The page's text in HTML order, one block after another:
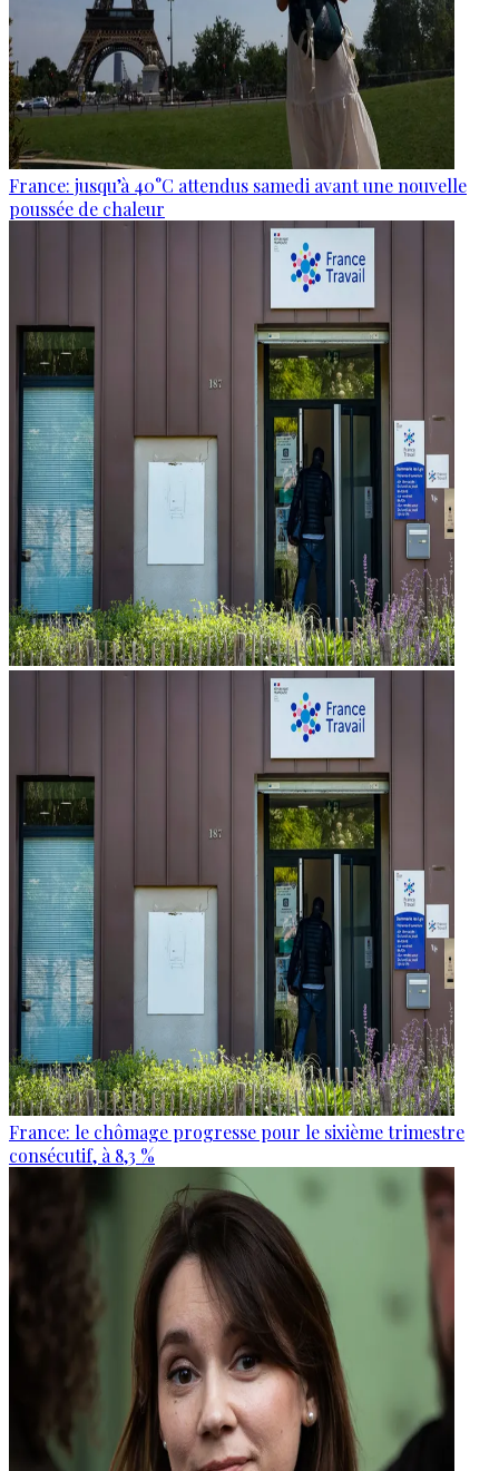
France: jusqu’à 40°C attendus samedi avant une nouvelle
poussée de chaleur
France: le chômage progresse pour le sixième trimestre
consécutif, à 8,3 %